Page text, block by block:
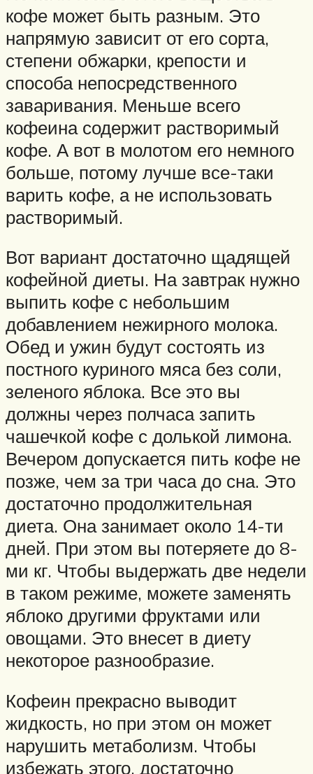
кофе может быть разным. Это
напрямую зависит от его сорта,
степени обжарки, крепости и
способа непосредственного
заваривания. Меньше всего
кофеина содержит растворимый
кофе. А вот в молотом его немного
больше, потому лучше все-таки
варить кофе, а не использовать
растворимый.
Вот вариант достаточно щадящей
кофейной диеты. На завтрак нужно
выпить кофе с небольшим
добавлением нежирного молока.
Обед и ужин будут состоять из
постного куриного мяса без соли,
зеленого яблока. Все это вы
должны через полчаса запить
чашечкой кофе с долькой лимона.
Вечером допускается пить кофе не
позже, чем за три часа до сна. Это
достаточно продолжительная
диета. Она занимает около 14-ти
дней. При этом вы потеряете до 8-
ми кг. Чтобы выдержать две недели
в таком режиме, можете заменять
яблоко другими фруктами или
овощами. Это внесет в диету
некоторое разнообразие.
Кофеин прекрасно выводит
жидкость, но при этом он может
нарушить метаболизм. Чтобы
избежать этого, достаточно